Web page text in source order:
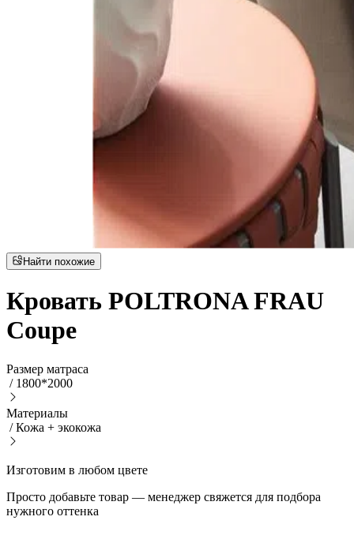
Найти похожие
Кровать POLTRONA FRAU
Coupe
Размер матраса
/ 1800*2000
Материалы
/Кожа + экокожа
Изготовим в любом цвете
Просто добавьте товар — менеджер свяжется для подбора
нужного оттенка